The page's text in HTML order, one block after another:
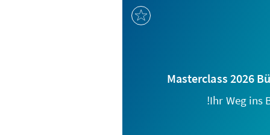
Masterclass 2026
Ihr Weg ins